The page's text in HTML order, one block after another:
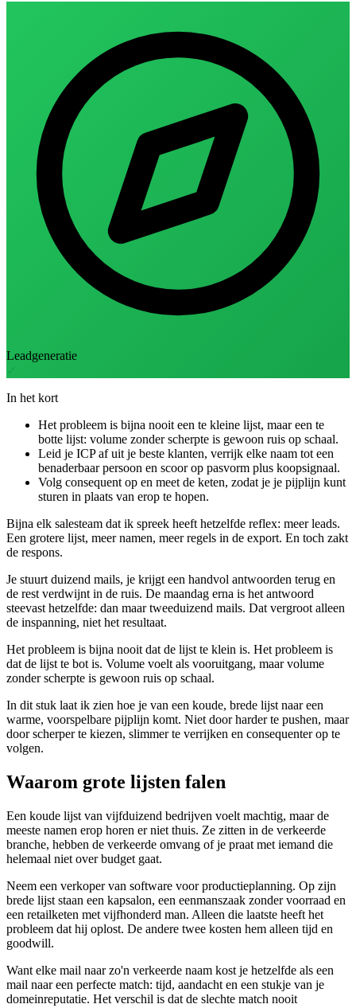
Leadgeneratie
In het kort
Het probleem is bijna nooit een te kleine lijst, maar een te
botte lijst: volume zonder scherpte is gewoon ruis op schaal.
Leid je ICP af uit je beste klanten, verrijk elke naam tot een
benaderbaar persoon en scoor op pasvorm plus koopsignaal.
Volg consequent op en meet de keten, zodat je je pijplijn kunt
sturen in plaats van erop te hopen.
Bijna elk salesteam dat ik spreek heeft hetzelfde reflex: meer leads.
Een grotere lijst, meer namen, meer regels in de export. En toch zakt
de respons.
Je stuurt duizend mails, je krijgt een handvol antwoorden terug en
de rest verdwijnt in de ruis. De maandag erna is het antwoord
steevast hetzelfde: dan maar tweeduizend mails. Dat vergroot alleen
de inspanning, niet het resultaat.
Het probleem is bijna nooit dat de lijst te klein is. Het probleem is
dat de lijst te bot is. Volume voelt als vooruitgang, maar volume
zonder scherpte is gewoon ruis op schaal.
In dit stuk laat ik zien hoe je van een koude, brede lijst naar een
warme, voorspelbare pijplijn komt. Niet door harder te pushen, maar
door scherper te kiezen, slimmer te verrijken en consequenter op te
volgen.
Waarom grote lijsten falen
Een koude lijst van vijfduizend bedrijven voelt machtig, maar de
meeste namen erop horen er niet thuis. Ze zitten in de verkeerde
branche, hebben de verkeerde omvang of je praat met iemand die
helemaal niet over budget gaat.
Neem een verkoper van software voor productieplanning. Op zijn
brede lijst staan een kapsalon, een eenmanszaak zonder voorraad en
een retailketen met vijfhonderd man. Alleen die laatste heeft het
probleem dat hij oplost. De andere twee kosten hem alleen tijd en
goodwill.
Want elke mail naar zo'n verkeerde naam kost je hetzelfde als een
mail naar een perfecte match: tijd, aandacht en een stukje van je
domeinreputatie. Het verschil is dat de slechte match nooit